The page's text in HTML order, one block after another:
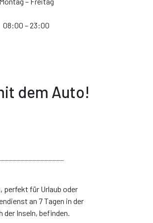
wird unter die verfügbare Marken und
wir ein anderes Auto von einer
ZU VERBESSERN.
08:00 – 23:00
dem Auto!
perfekt für Urlaub oder
an 7 Tagen in der
der Inseln, befinden.